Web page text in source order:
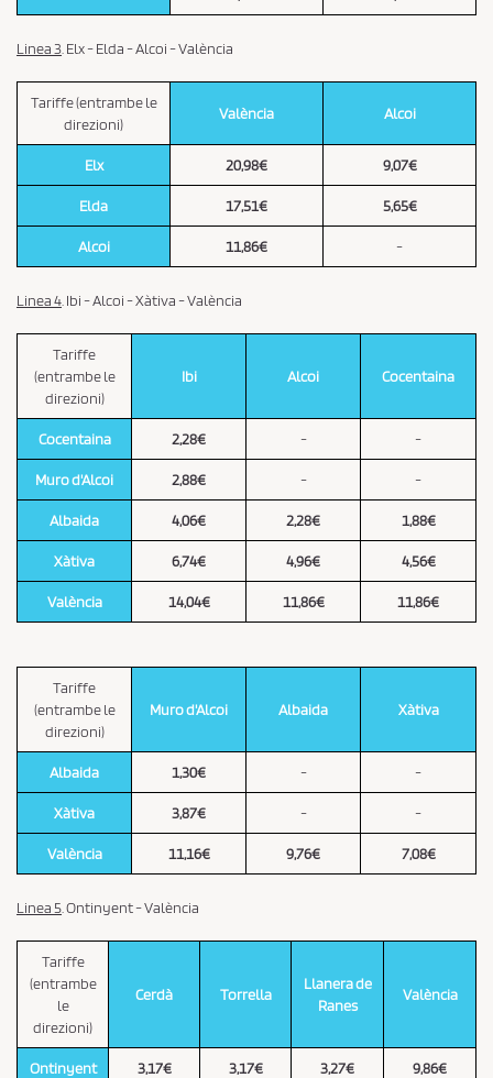
Linea 3 . Elx - Elda - Alcoi - València
Tariffe (entrambe le
direzioni)
València Alcoi
Elx 20,98€ 9,07€
Elda 17,51€ 5,65€
Alcoi 11,86€ -
Linea 4 . Ibi - Alcoi - Xàtiva - València
Tariffe
(entrambe le
direzioni)
Ibi Alcoi Cocentaina
Cocentaina 2,28€ - -
Muro d'Alcoi 2,88€ - -
Albaida 4,06€ 2,28€ 1,88€
Xàtiva 6,74€ 4,96€ 4,56€
València 14,04€ 11,86€ 11,86€
Tariffe
(entrambe le
direzioni)
Muro d'Alcoi Albaida Xàtiva
Albaida 1,30€ - -
Xàtiva 3,87€ - -
València 11,16€ 9,76€ 7,08€
Linea 5 . Ontinyent - València
Tariffe
(entrambe
le
direzioni)
Cerdà Torrella
Llanera de
Ranes
València
Ontinyent 3,17€ 3,17€ 3,27€ 9,86€